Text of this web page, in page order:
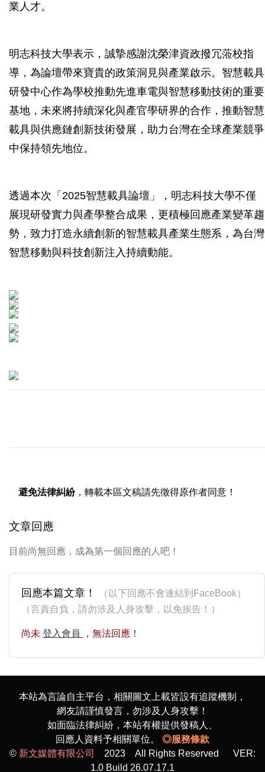
業人才。
明志科技大學表示，誠摯感謝沈榮津資政撥冗蒞校指
導，為論壇帶來寶貴的政策洞見與產業啟示。智慧載具
研發中心作為學校推動先進車電與智慧移動技術的重要
基地，未來將持續深化與產官學研界的合作，推動智慧
載具與供應鏈創新技術發展，助力台灣在全球產業競爭
中保持領先地位。
透過本次「2025智慧載具論壇」，明志科技大學不僅
展現研發實力與產學整合成果，更積極回應產業變革趨
勢，致力打造永續創新的智慧載具產業生態系，為台灣
智慧移動與科技創新注入持續動能。
避免法律糾紛，轉載本區文稿請先徵得原作者同意！
文章回應
目前尚無回應，成為第一個回應的人吧！
回應本篇文章！
（以下回應不會連結到FaceBook）
（言責自負，請勿涉及人身攻擊，以免挨告！）
尚未 登入會員 ，無法回應！
本站為言論自主平台，相關圖文上載皆設有追蹤機制，
網友請謹慎發言，勿涉及人身攻擊！
如面臨法律糾紛，本站有權提供發稿人、
回應人資料予相關單位。 ◎服務條款
© 新文媒體有限公司
2023 All Rights Reserved VER:
1.0 Build 26.07.17.1